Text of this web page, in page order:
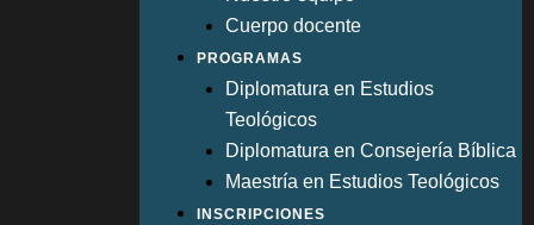
Cuerpo docente
PROGRAMAS
Diplomatura en Estudios
Teológicos
Diplomatura en Consejería Bíblica
Maestría en Estudios Teológicos
INSCRIPCIONES